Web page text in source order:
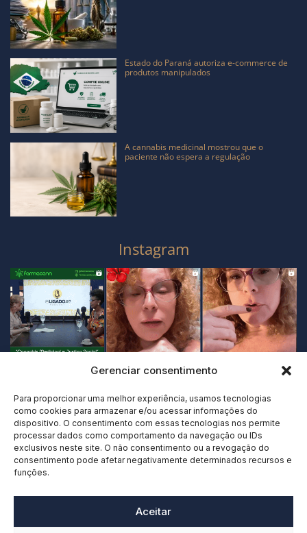
Gerenciar consentimento
Para proporcionar uma melhor experiência, usamos tecnologias
como cookies para armazenar e/ou acessar informações do
dispositivo. O consentimento com essas tecnologias nos permite
processar dados como comportamento da navegação ou IDs
exclusivos neste site. O não consentimento ou a revogação do
consentimento pode afetar negativamente determinados recursos e
funções.
Aceitar
Estado do Paraná autoriza e-commerce de
produtos manipulados
A cannabis medicinal mostrou que o
paciente não espera a regulação
Instagram